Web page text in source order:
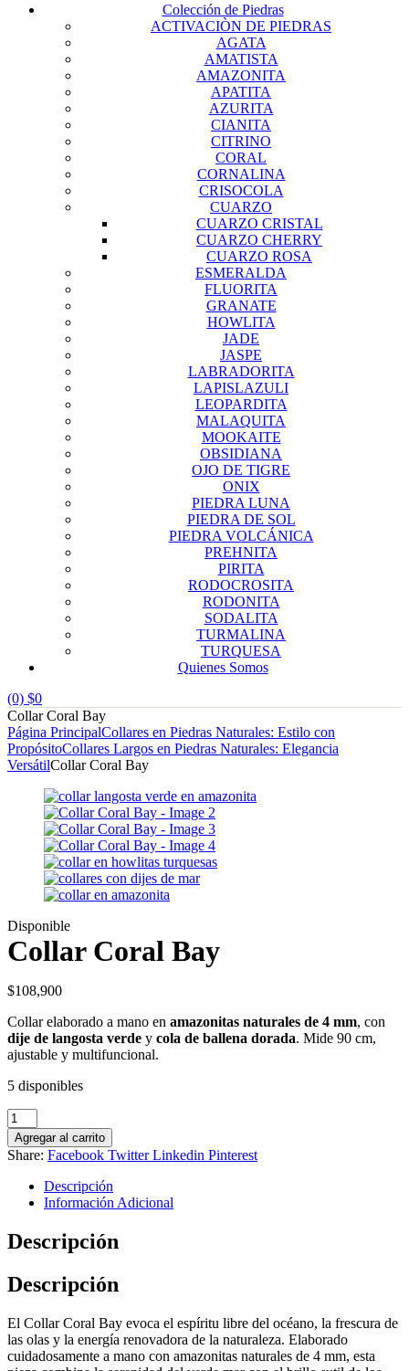
Colección de Piedras
ACTIVACIÒN DE PIEDRAS
AGATA
AMATISTA
AMAZONITA
APATITA
AZURITA
CIANITA
CITRINO
CORAL
CORNALINA
CRISOCOLA
CUARZO
CUARZO CRISTAL
CUARZO CHERRY
CUARZO ROSA
ESMERALDA
FLUORITA
GRANATE
HOWLITA
JADE
JASPE
LABRADORITA
LAPISLAZULI
LEOPARDITA
MALAQUITA
MOOKAITE
OBSIDIANA
OJO DE TIGRE
ONIX
PIEDRA LUNA
PIEDRA DE SOL
PIEDRA VOLCÁNICA
PREHNITA
PIRITA
RODOCROSITA
RODONITA
SODALITA
TURMALINA
TURQUESA
Quienes Somos
(0) $0
Collar Coral Bay
Página PrincipalCollares en Piedras Naturales: Estilo con
PropósitoCollares Largos en Piedras Naturales: Elegancia
VersátilCollar Coral Bay
Disponible
Collar Coral Bay
$108,900
Collar elaborado a mano en amazonitas naturales de 4 mm, con
dije de langosta verde y cola de ballena dorada. Mide 90 cm,
ajustable y multifuncional.
5 disponibles
Collar
Coral
Bay
cantidad
Agregar al carrito
Share: Facebook Twitter Linkedin Pinterest
Descripción
Información Adicional
Descripción
Descripción
El Collar Coral Bay evoca el espíritu libre del océano, la frescura de
las olas y la energía renovadora de la naturaleza. Elaborado
cuidadosamente a mano con amazonitas naturales de 4 mm, esta